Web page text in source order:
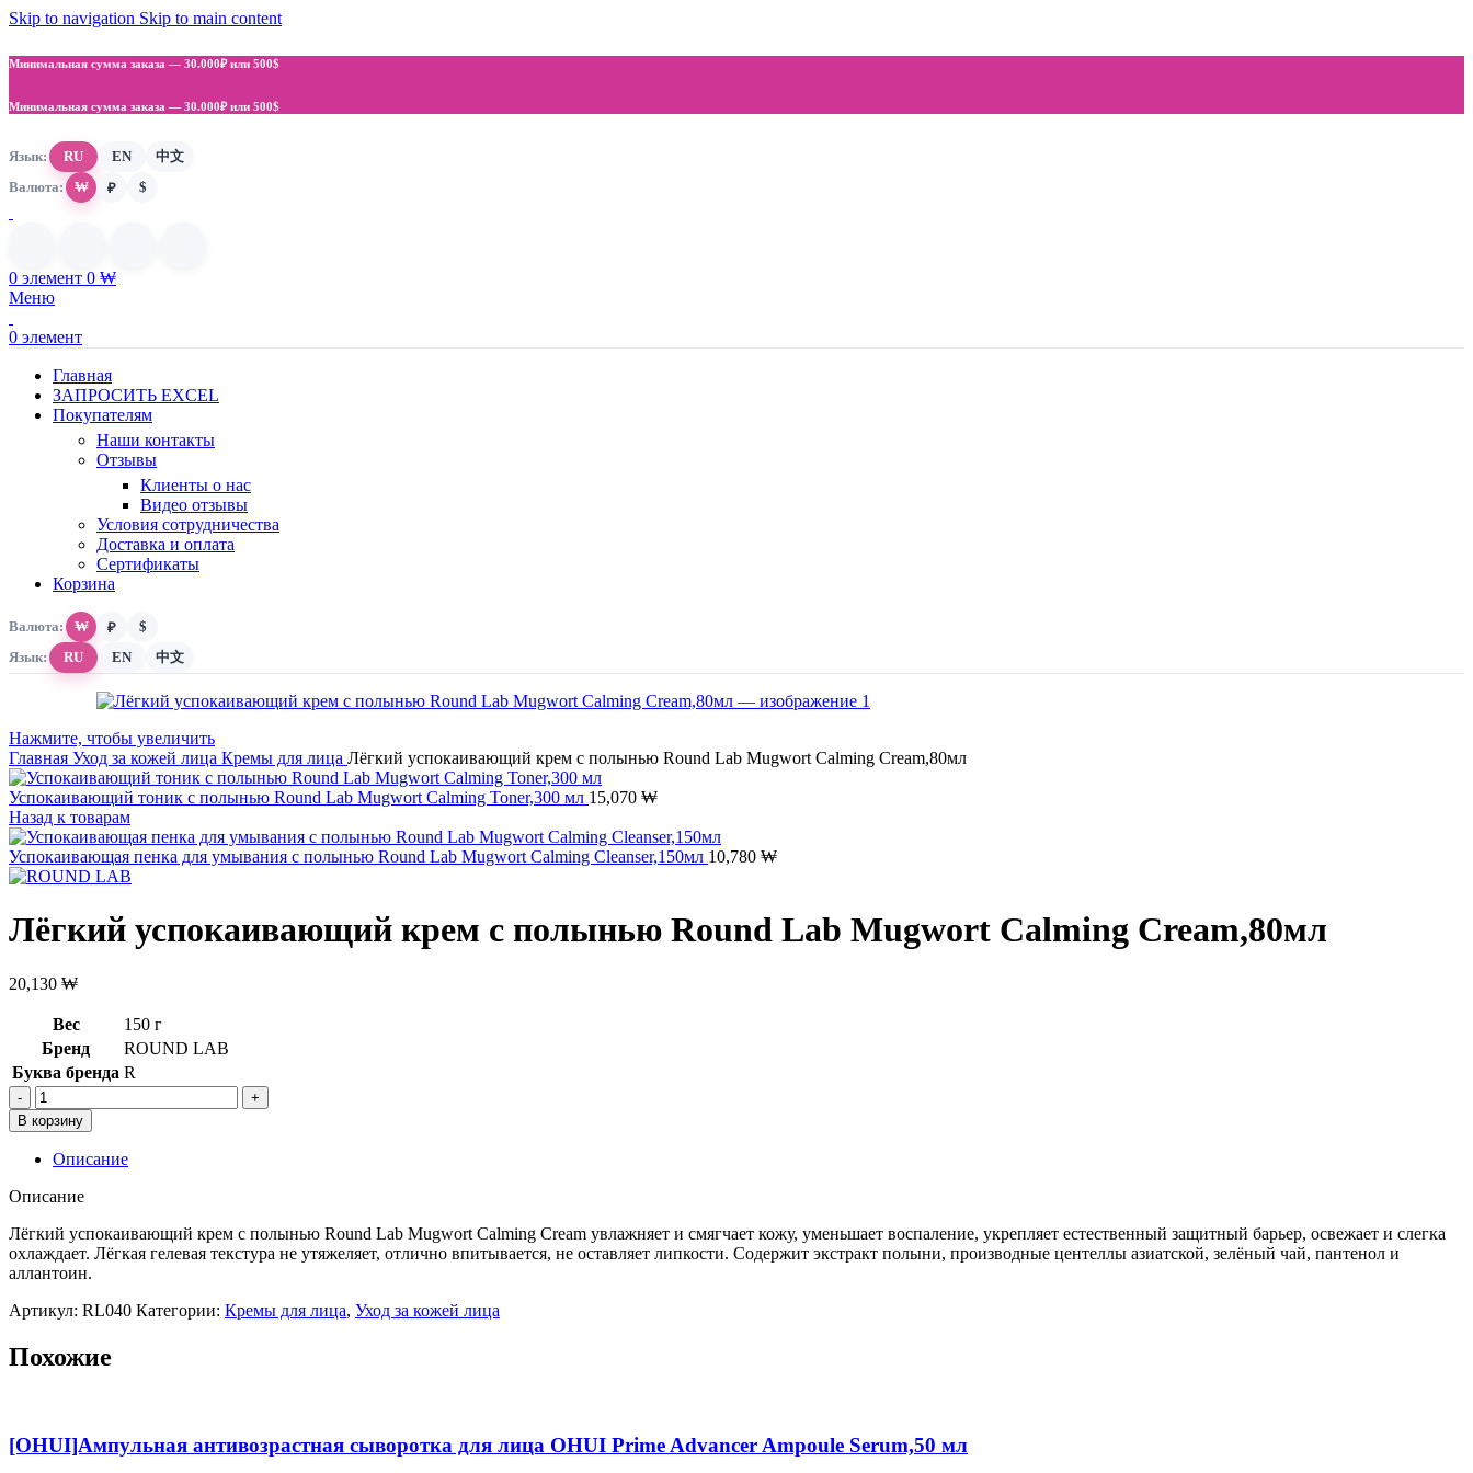
Skip to navigation Skip to main content
Минимальная сумма заказа — 30.000₽ или 500$
Минимальная сумма заказа — 30.000₽ или 500$
Язык: RU EN
中文
Валюта:
₩ ₽ $
0 элемент 0 ₩
Меню
0 элемент
Главная
ЗАПРОСИТЬ EXCEL
Покупателям
Наши контакты
Отзывы
Клиенты о нас
Видео отзывы
Условия сотрудничества
Доставка и оплата
Сертификаты
Корзина
Валюта: ₩ ₽
$
Язык:
RU EN 中文
Нажмите, чтобы увеличить
Главная Уход за кожей лица Кремы для лица Лёгкий успокаивающий крем с полынью Round Lab Mugwort Calming Cream,80мл
Успокаивающий тоник с полынью Round Lab Mugwort Calming Toner,300 мл 15,070 ₩
Назад к товарам
Успокаивающая пенка для умывания с полынью Round Lab Mugwort Calming Cleanser,150мл 10,780 ₩
Лёгкий успокаивающий крем с полынью Round Lab Mugwort Calming Cream,80мл
20,130 ₩
Вес
150 г
Бренд
ROUND LAB
Буква бренда R
Количество
товара
Лёгкий
успокаивающий
крем
с
Round
Lab
Mugwort
Cream,80мл
В корзину
Описание
Описание
Лёгкий успокаивающий крем с полынью Round Lab Mugwort Calming Cream увлажняет и смягчает кожу, уменьшает воспаление, укрепляет естественный защитный барьер, освежает и слегка
охлаждает. Лёгкая гелевая текстура не утяжеляет, отлично впитывается, не оставляет липкости. Содержит экстракт полыни, производные центеллы азиатской, зелёный чай, пантенол и
аллантоин.
Артикул: RL040 Категории: Кремы для лица, Уход за кожей лица
Похожие
[OHUI]Ампульная антивозрастная сыворотка для лица OHUI Prime Advancer Ampoule Serum,50 мл